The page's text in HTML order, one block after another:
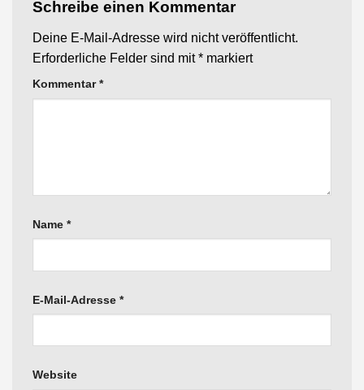
Schreibe einen Kommentar
Deine E-Mail-Adresse wird nicht veröffentlicht.
Erforderliche Felder sind mit* markiert
Kommentar*
Name *
E-Mail-Adresse *
Website